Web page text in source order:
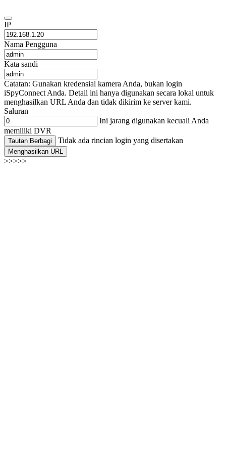
IP
Nama Pengguna
Kata sandi
Catatan: Gunakan kredensial kamera Anda, bukan login
iSpyConnect Anda. Detail ini hanya digunakan secara lokal untuk
menghasilkan URL Anda dan tidak dikirim ke server kami.
Saluran
Ini jarang digunakan kecuali Anda
memiliki DVR
Tautan Berbagi Tidak ada rincian login yang disertakan
Menghasilkan URL
>>>>>